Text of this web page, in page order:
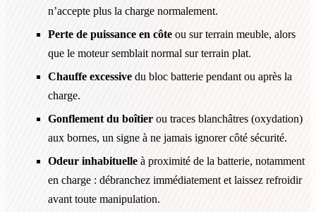
n’accepte plus la charge normalement.
Perte de puissance en côte ou sur terrain meuble, alors
que le moteur semblait normal sur terrain plat.
Chauffe excessive du bloc batterie pendant ou après la
charge.
Gonflement du boîtier ou traces blanchâtres (oxydation)
aux bornes, un signe à ne jamais ignorer côté sécurité.
Odeur inhabituelle à proximité de la batterie, notamment
en charge : débranchez immédiatement et laissez refroidir
avant toute manipulation.